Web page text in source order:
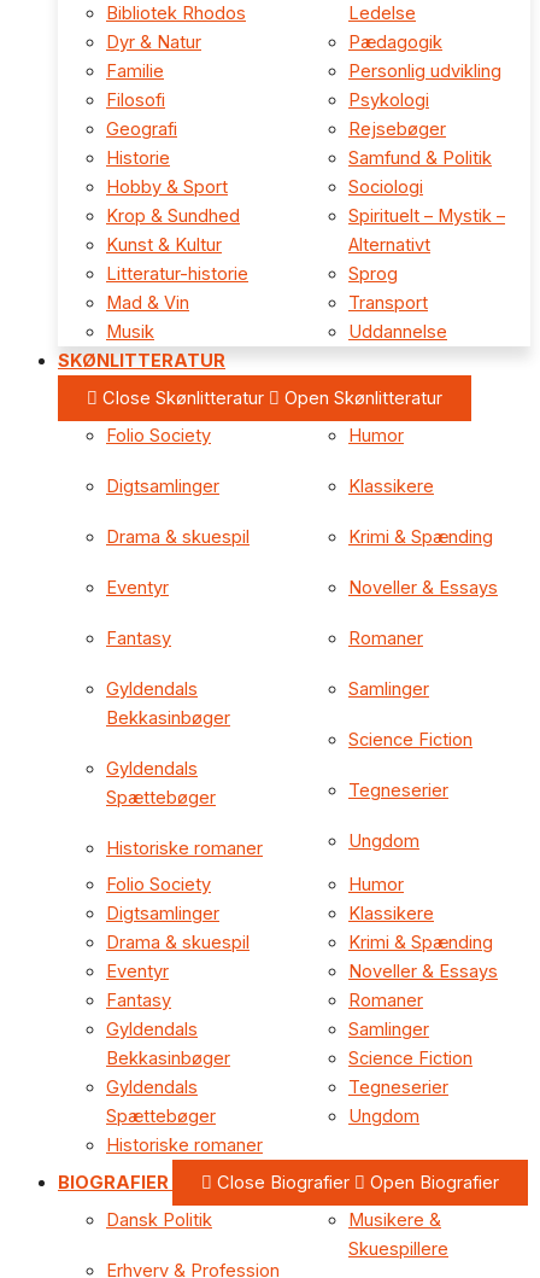
Bibliotek Rhodos
Dyr & Natur
Familie
Filosofi
Geografi
Historie
Hobby & Sport
Krop & Sundhed
Kunst & Kultur
Litteratur-historie
Mad & Vin
Musik
Ledelse
Pædagogik
Personlig udvikling
Psykologi
Rejsebøger
Samfund & Politik
Sociologi
Spirituelt – Mystik –
Alternativt
Sprog
Transport
Uddannelse
SKØNLITTERATUR
Close Skønlitteratur
Open Skønlitteratur
Folio Society
Digtsamlinger
Drama & skuespil
Eventyr
Fantasy
Gyldendals
Bekkasinbøger
Gyldendals
Spættebøger
Historiske romaner
Humor
Klassikere
Krimi & Spænding
Noveller & Essays
Romaner
Samlinger
Science Fiction
Tegneserier
Ungdom
Folio Society
Digtsamlinger
Drama & skuespil
Eventyr
Fantasy
Gyldendals
Bekkasinbøger
Gyldendals
Spættebøger
Historiske romaner
Humor
Klassikere
Krimi & Spænding
Noveller & Essays
Romaner
Samlinger
Science Fiction
Tegneserier
Ungdom
BIOGRAFIER Close Biografier
Open Biografier
Dansk Politik
Erhverv & Profession
Musikere &
Skuespillere